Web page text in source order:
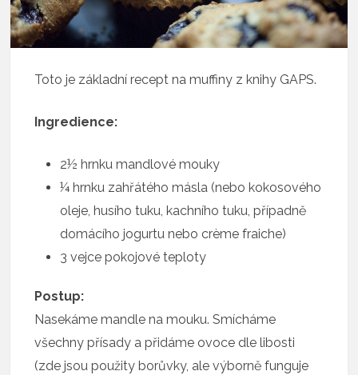
Toto je základní recept na muffiny z knihy GAPS.
Ingredience:
2½ hrnku mandlové mouky
¼ hrnku zahřátého másla (nebo kokosového
oleje, husího tuku, kachního tuku, případně
domácího jogurtu nebo crème fraiche)
3 vejce pokojové teploty
Postup:
Nasekáme mandle na mouku. Smícháme
všechny přísady a přidáme ovoce dle libosti
(zde jsou použity borůvky, ale výborně funguje